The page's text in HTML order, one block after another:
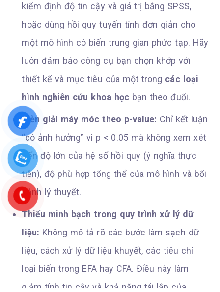
kiểm định độ tin cậy và giá trị bằng SPSS,
hoặc dùng hồi quy tuyến tính đơn giản cho
một mô hình có biến trung gian phức tạp. Hãy
luôn đảm bảo công cụ bạn chọn khớp với
thiết kế và mục tiêu của một trong các loại
hình nghiên cứu khoa học bạn theo đuổi.
Diễn giải máy móc theo p-value: Chỉ kết luận
“có ảnh hưởng” vì p < 0.05 mà không xem xét
đến độ lớn của hệ số hồi quy (ý nghĩa thực
tiễn), độ phù hợp tổng thể của mô hình và bối
cảnh lý thuyết.
Thiếu minh bạch trong quy trình xử lý dữ
liệu: Không mô tả rõ các bước làm sạch dữ
liệu, cách xử lý dữ liệu khuyết, các tiêu chí
loại biến trong EFA hay CFA. Điều này làm
giảm tính tin cậy và khả năng tái lập của